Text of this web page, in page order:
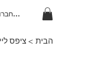
הבית > ציפס